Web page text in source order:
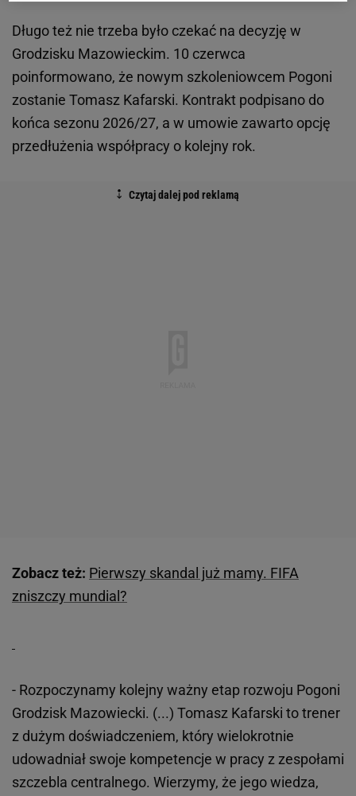
Długo też nie trzeba było czekać na decyzję w
Grodzisku Mazowieckim. 10 czerwca
poinformowano, że nowym szkoleniowcem Pogoni
zostanie Tomasz Kafarski. Kontrakt podpisano do
końca sezonu 2026/27, a w umowie zawarto opcję
przedłużenia współpracy o kolejny rok.
Zobacz też: Pierwszy skandal już mamy. FIFA
zniszczy mundial?
- Rozpoczynamy kolejny ważny etap rozwoju Pogoni
Grodzisk Mazowiecki. (...) Tomasz Kafarski to trener
z dużym doświadczeniem, który wielokrotnie
udowadniał swoje kompetencje w pracy z zespołami
szczebla centralnego. Wierzymy, że jego wiedza,